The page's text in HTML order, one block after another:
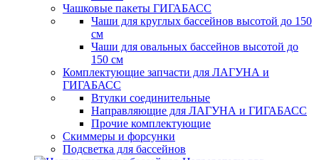
Чашковые пакеты ГИГАБАСС
Чаши для круглых бассейнов высотой до 150
см
Чаши для овальных бассейнов высотой до
150 см
Комплектующие запчасти для ЛАГУНА и
ГИГАБАСС
Втулки соединительные
Направляющие для ЛАГУНА и ГИГАБАСС
Прочие комплектующие
Скиммеры и форсунки
Подсветка для бассейнов